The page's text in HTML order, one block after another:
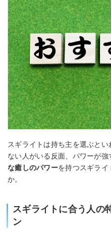
スギライトは持ち主を選ぶと
ない人がいる反面、パワーが強
な癒しのパワーを持つスギライ
か。
スギライトに合う人の
ン